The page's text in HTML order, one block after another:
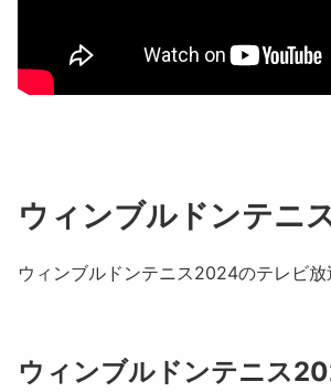
ウィンブルドンテニ
ウィンブルドンテニス2024のテレビ放
ウィンブルドンテニス